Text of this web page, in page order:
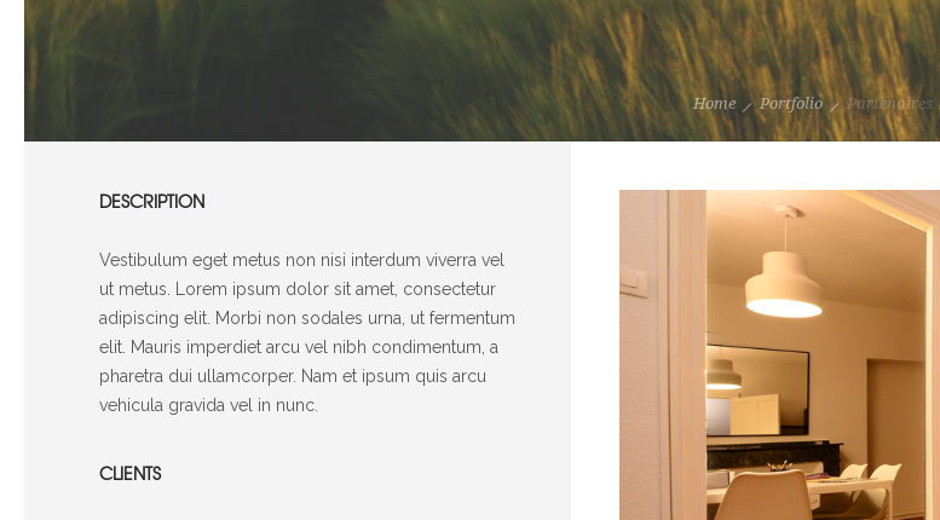
Home Portfolio Partenaires
DESCRIPTION
Vestibulum eget metus non nisi interdum viverra vel
ut metus. Lorem ipsum dolor sit amet, consectetur
adipiscing elit. Morbi non sodales urna, ut fermentum
elit. Mauris imperdiet arcu vel nibh condimentum, a
pharetra dui ullamcorper. Nam et ipsum quis arcu
vehicula gravida vel in nunc.
CLIENTS